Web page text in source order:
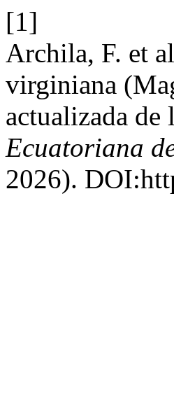
[1]
Archila, F. et
virginiana
actualizada de
Ecuatoriana
2026).